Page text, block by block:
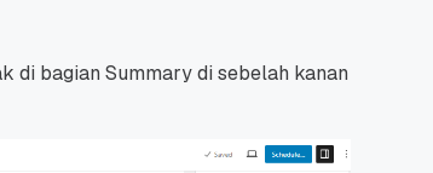
di bagian Summary di sebelah kanan